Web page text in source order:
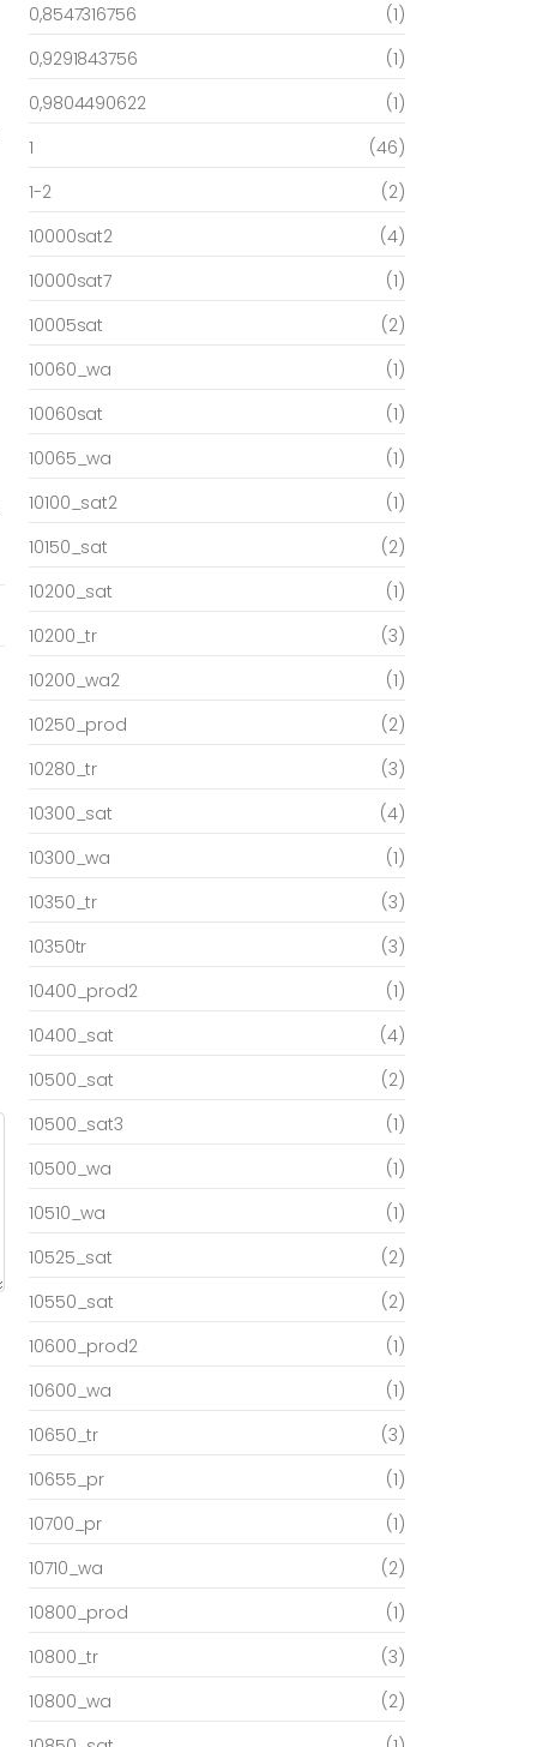
0,8547316756
(1)
0,9291843756
(1)
0,9804490622
(1)
1
(46)
1-2
(2)
10000sat2
(4)
10000sat7
(1)
10005sat
(2)
10060_wa
(1)
10060sat
(1)
10065_wa
(1)
10100_sat2
(1)
10150_sat
(2)
10200_sat
(1)
10200_tr
(3)
10200_wa2
(1)
10250_prod
(2)
10280_tr
(3)
10300_sat
(4)
10300_wa
(1)
10350_tr
(3)
10350tr
(3)
10400_prod2
(1)
10400_sat
(4)
10500_sat
(2)
10500_sat3
(1)
10500_wa
(1)
10510_wa
(1)
10525_sat
(2)
10550_sat
(2)
10600_prod2
(1)
10600_wa
(1)
10650_tr
(3)
10655_pr
(1)
10700_pr
(1)
10710_wa
(2)
10800_prod
(1)
10800_tr
(3)
10800_wa
(2)